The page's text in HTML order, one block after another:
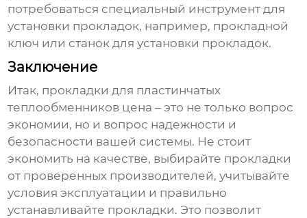
потребоваться специальный инструмент для
установки прокладок, например, прокладной
ключ или станок для установки прокладок.
Заключение
Итак, прокладки для пластинчатых
теплообменников цена – это не только вопрос
экономии, но и вопрос надежности и
безопасности вашей системы. Не стоит
экономить на качестве, выбирайте прокладки
от проверенных производителей, учитывайте
условия эксплуатации и правильно
устанавливайте прокладки. Это позволит